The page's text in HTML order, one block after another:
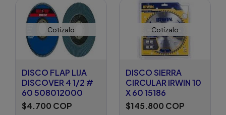
Cotízalo
DISCO FLAP LIJA
DISCOVER 4 1/2 #
60 508012000
$4.700 COP
Cotízalo
DISCO SIERRA
CIRCULAR IRWIN 10
X 60 15186
$145.800 COP